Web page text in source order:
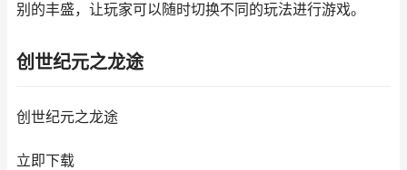
别的丰盛，让玩家可以随时切换不同的玩法进行游戏。
创世纪元之龙途
创世纪元之龙途
立即下载